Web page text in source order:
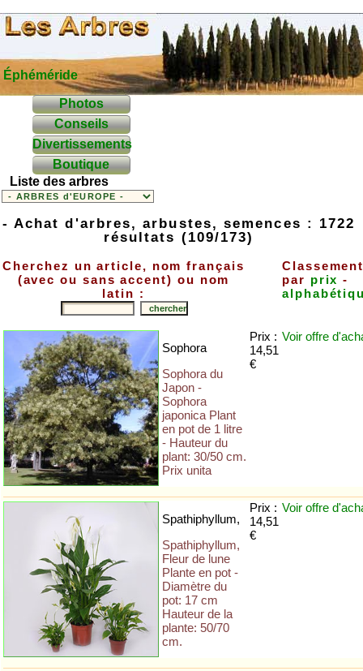
Éphéméride
Photos
Conseils
Divertissements
Boutique
Liste des arbres
- Achat d'arbres, arbustes, semences : 1722
résultats (109/173)
Cherchez un article, nom français
(avec ou sans accent) ou nom
latin :
par prix -
Sophora
Sophora du
Japon -
Sophora
japonica Plant
en pot de 1 litre
- Hauteur du
plant: 30/50 cm.
Prix unita
Prix :
14,51
€
Voir offre
Spathiphyllum,
Spathiphyllum,
Fleur de lune
Plante en pot -
Diamètre du
pot: 17 cm
Hauteur de la
plante: 50/70
cm.
Prix :
14,51
€
Voir offre